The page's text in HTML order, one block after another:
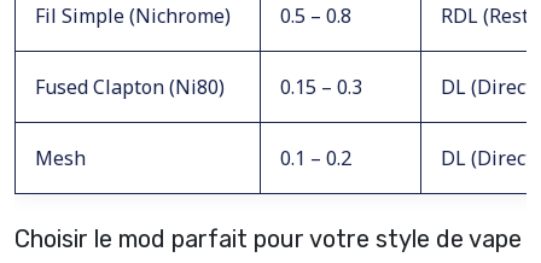
Fil Simple (Nichrome) 0.5 – 0.8 RDL
Fused Clapton (Ni80) 0.15 – 0.3 DL (Direct
Mesh 0.1 – 0.2 DL (Direct
Choisir le mod parfait pour votre style de vape